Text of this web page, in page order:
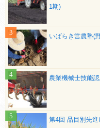
1期)
いばらき営農塾(
農業機械士技能
第4回 品目別先進